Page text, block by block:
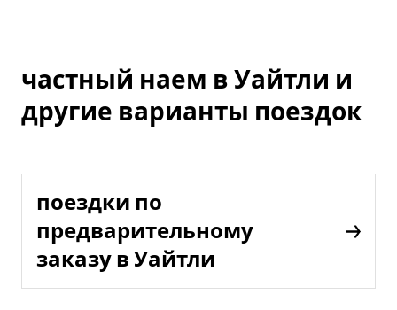
частный наем в Уайтли и
другие варианты поездок
поездки по
предварительному
заказу в Уайтли